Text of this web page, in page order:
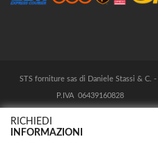
STS forniture sas di Daniele Stassi & C. -
P.IVA 06439160828
RICHIEDI
INFORMAZIONI